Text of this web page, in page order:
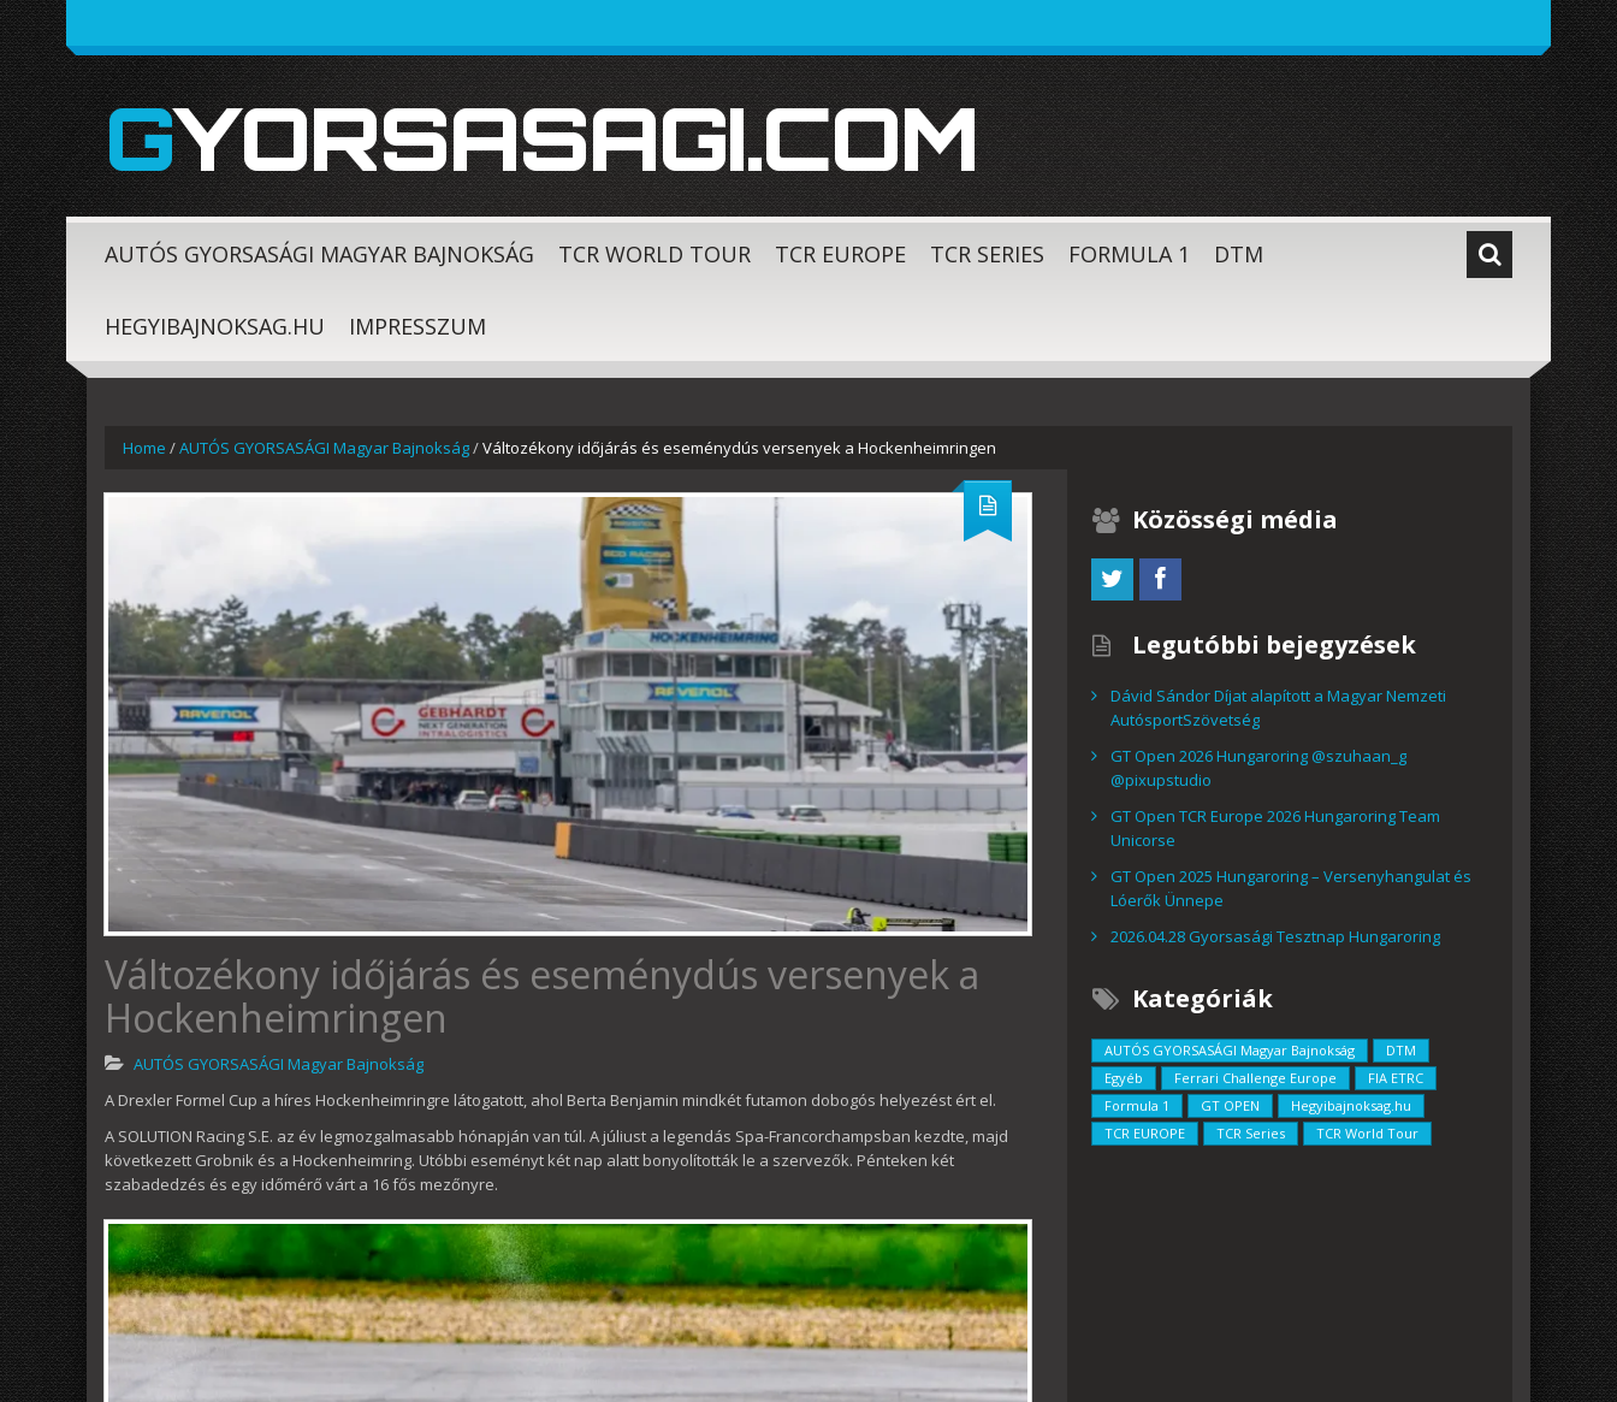
GYORSASAGI.COM
AUTÓS GYORSASÁGI MAGYAR BAJNOKSÁG TCR WORLD TOUR TCR EUROPE TCR SERIES FORMULA 1 DTM
HEGYIBAJNOKSAG.HU IMPRESSZUM
Home /AUTÓS GYORSASÁGI Magyar Bajnokság/Változékony időjárás és eseménydús versenyek a Hockenheimringen
Változékony időjárás és eseménydús versenyek a
Hockenheimringen
AUTÓS GYORSASÁGI Magyar Bajnokság
A Drexler Formel Cup a híres Hockenheimringre látogatott, ahol Berta Benjamin mindkét futamon dobogós helyezést ért el.
A SOLUTION Racing S.E. az év legmozgalmasabb hónapján van túl. A júliust a legendás Spa-Francorchampsban kezdte, majd
következett Grobnik és a Hockenheimring. Utóbbi eseményt két nap alatt bonyolították le a szervezők. Pénteken két
szabadedzés és egy időmérő várt a 16 fős mezőnyre.
Közösségi média
Legutóbbi bejegyzések
Dávid Sándor Díjat alapított a Magyar Nemzeti
AutósportSzövetség
GT Open 2026 Hungaroring @szuhaan_g
@pixupstudio
GT Open TCR Europe 2026 Hungaroring Team
Unicorse
GT Open 2025 Hungaroring – Versenyhangulat és
Lóerők Ünnepe
2026.04.28 Gyorsasági Tesztnap Hungaroring
Kategóriák
AUTÓS GYORSASÁGI Magyar Bajnokság
DTM
Egyéb
Ferrari Challenge Europe
FIA ETRC
Formula 1
GT OPEN
Hegyibajnoksag.hu
TCR EUROPE
TCR Series TCR World Tour